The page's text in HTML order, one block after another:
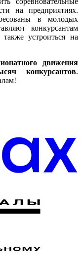
на предприятиях.
в молодых
конкурсантам
устроиться на
движения
конкурсантов.